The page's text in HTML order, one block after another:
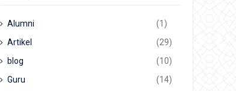
Alumni
(1)
Artikel
(29)
blog
(10)
Guru
(14)